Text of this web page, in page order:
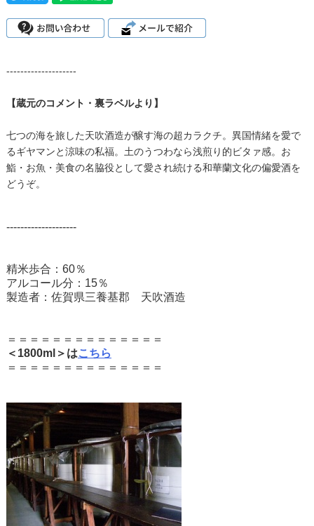
--------------------
【蔵元のコメント・裏ラベルより】
七つの海を旅した天吹酒造が醸す海の超カラクチ。異国情緒を愛で
るギヤマンと涼味の私福。土のうつわなら浅煎り的ビタァ感。お
鮨・お魚・美食の名脇役として愛され続ける和華蘭文化の偏愛酒を
どうぞ。
--------------------
精米歩合：60％
アルコール分：15％
製造者：佐賀県三養基郡 天吹酒造
＝＝＝＝＝＝＝＝＝＝＝＝＝＝
＜1800ml＞はこちら
＝＝＝＝＝＝＝＝＝＝＝＝＝＝